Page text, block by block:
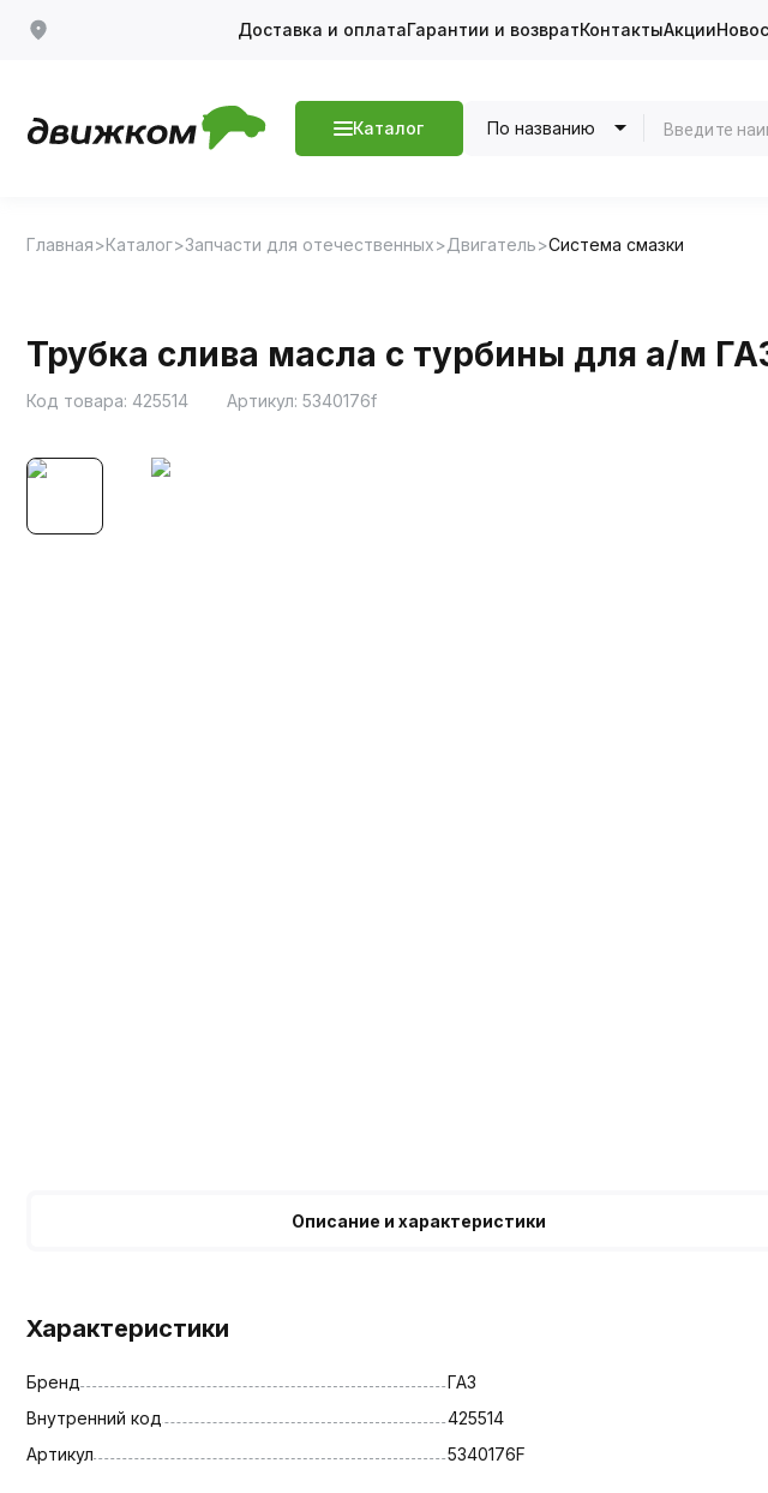
Доставка и оплатаГарантии и возвратКонтактыАкции
Каталог По названию
Главная Каталог Запчасти для отечественных Двигатель Система смазки
Трубка слива масла с турбины для а/м
Код товара: 425514 Артикул: 5340176f
Описание и характеристики
Характеристики
Бренд
ГАЗ
Внутренний код
425514
Артикул
5340176F